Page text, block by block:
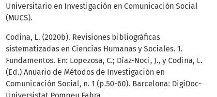
Universitario en Investigación en Comunicación Social
(MUCS).
Codina, L. (2020b). Revisiones bibliográficas
sistematizadas en Ciencias Humanas y Sociales. 1.
Fundamentos. En: Lopezosa, C.; Díaz-Noci, J., y Codina, L.
(Ed.) Anuario de Métodos de Investigación en
Comunicación Social, n. 1 (p.50-60). Barcelona: DigiDoc-